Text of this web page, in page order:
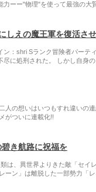
力ーー"物理"を使って最強の大
しえの魔王軍を復活さ
shri Sランク冒険者パーテ
尽に処刑された。 しかし自身
人の想いはいつもすれ違い
がついに連載化!!
き航路に祝福を
は、異世界よりきた敵「セイ
ーン」は離脱した一部勢力「